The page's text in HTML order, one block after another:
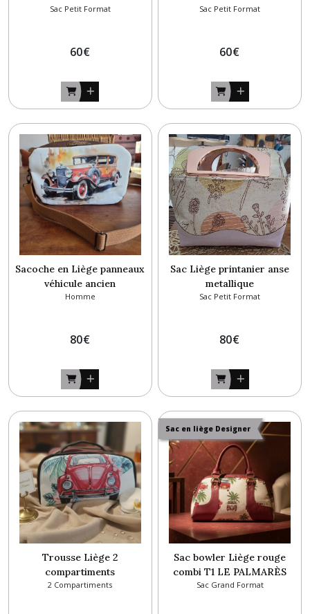
Sac Petit Format
60€
Sac Petit Format
60€
Sacoche en Liège panneaux
véhicule ancien
Homme
80€
Sac Liège printanier anse
metallique
Sac Petit Format
80€
Trousse Liège 2
compartiments
2 Compartiments
Sac en liège Designer
Sac bowler Liège rouge
combi T1 LE PALMARÈS
Sac Grand Format